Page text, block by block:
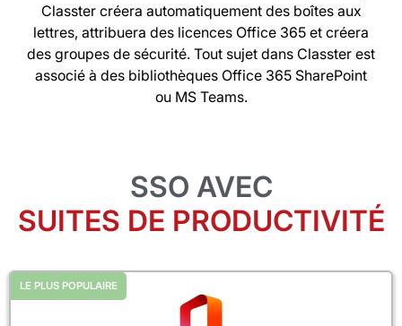
Classter créera automatiquement des boîtes aux
lettres, attribuera des licences Office 365 et créera
des groupes de sécurité. Tout sujet dans Classter est
associé à des bibliothèques Office 365 SharePoint
ou MS Teams.
SSO AVEC
SUITES DE PRODUCTIVITÉ
LE PLUS POPULAIRE